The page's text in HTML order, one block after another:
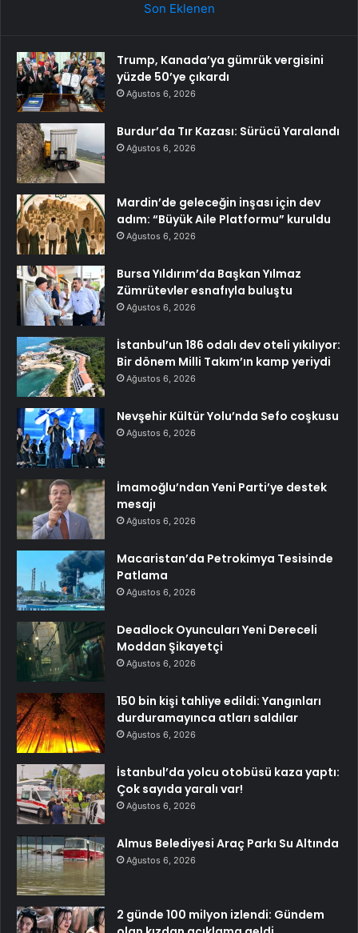
Son Eklenen
Trump, Kanada’ya gümrük vergisini
yüzde 50’ye çıkardı
Ağustos 6, 2026
Burdur’da Tır Kazası: Sürücü Yaralandı
Ağustos 6, 2026
Mardin’de geleceğin inşası için dev
adım: “Büyük Aile Platformu” kuruldu
Ağustos 6, 2026
Bursa Yıldırım’da Başkan Yılmaz
Zümrütevler esnafıyla buluştu
Ağustos 6, 2026
İstanbul’un 186 odalı dev oteli yıkılıyor:
Bir dönem Milli Takım’ın kamp yeriydi
Ağustos 6, 2026
Nevşehir Kültür Yolu’nda Sefo coşkusu
Ağustos 6, 2026
İmamoğlu’ndan Yeni Parti’ye destek
mesajı
Ağustos 6, 2026
Macaristan’da Petrokimya Tesisinde
Patlama
Ağustos 6, 2026
Deadlock Oyuncuları Yeni Dereceli
Moddan Şikayetçi
Ağustos 6, 2026
150 bin kişi tahliye edildi: Yangınları
durduramayınca atları saldılar
Ağustos 6, 2026
İstanbul’da yolcu otobüsü kaza yaptı:
Çok sayıda yaralı var!
Ağustos 6, 2026
Almus Belediyesi Araç Parkı Su Altında
Ağustos 6, 2026
2 günde 100 milyon izlendi: Gündem